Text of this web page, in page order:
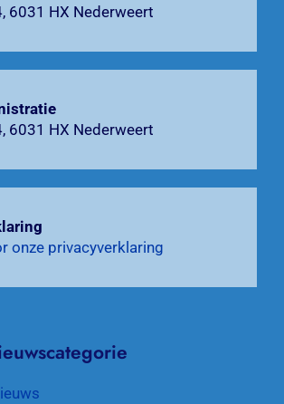
6031 HX Nederweert
6031 HX Nederweert
onze privacyverklaring